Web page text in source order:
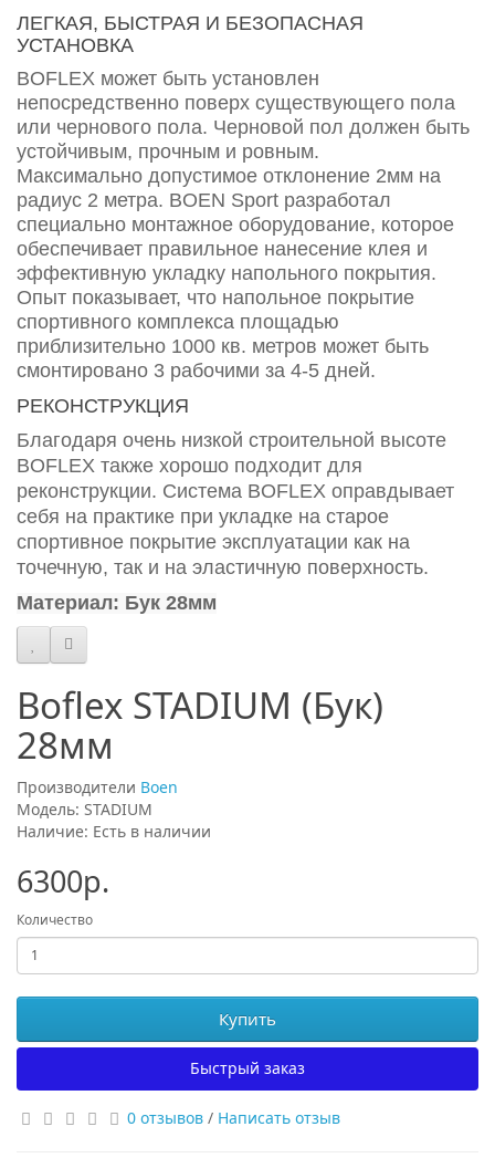
ЛЕГКАЯ, БЫСТРАЯ И БЕЗОПАСНАЯ
УСТАНОВКА
BOFLEX может быть установлен
непосредственно поверх существующего пола
или чернового пола. Черновой пол должен быть
устойчивым, прочным и ровным.
Максимально допустимое отклонение 2мм на
радиус 2 метра. BOEN Sport разработал
специально монтажное оборудование, которое
обеспечивает правильное нанесение клея и
эффективную укладку напольного покрытия.
Опыт показывает, что напольное покрытие
спортивного комплекса площадью
приблизительно 1000 кв. метров может быть
смонтировано 3 рабочими за 4-5 дней.
РЕКОНСТРУКЦИЯ
Благодаря очень низкой строительной высоте
BOFLEX также хорошо подходит для
реконструкции. Система BOFLEX оправдывает
себя на практике при укладке на старое
спортивное покрытие эксплуатации как на
точечную, так и на эластичную поверхность.
Материал: Бук 28мм
Boflex STADIUM (Бук)
28мм
Производители Boen
Модель: STADIUM
Наличие: Есть в наличии
6300р.
Количество
Купить
Быстрый заказ
0 отзывов / Написать отзыв